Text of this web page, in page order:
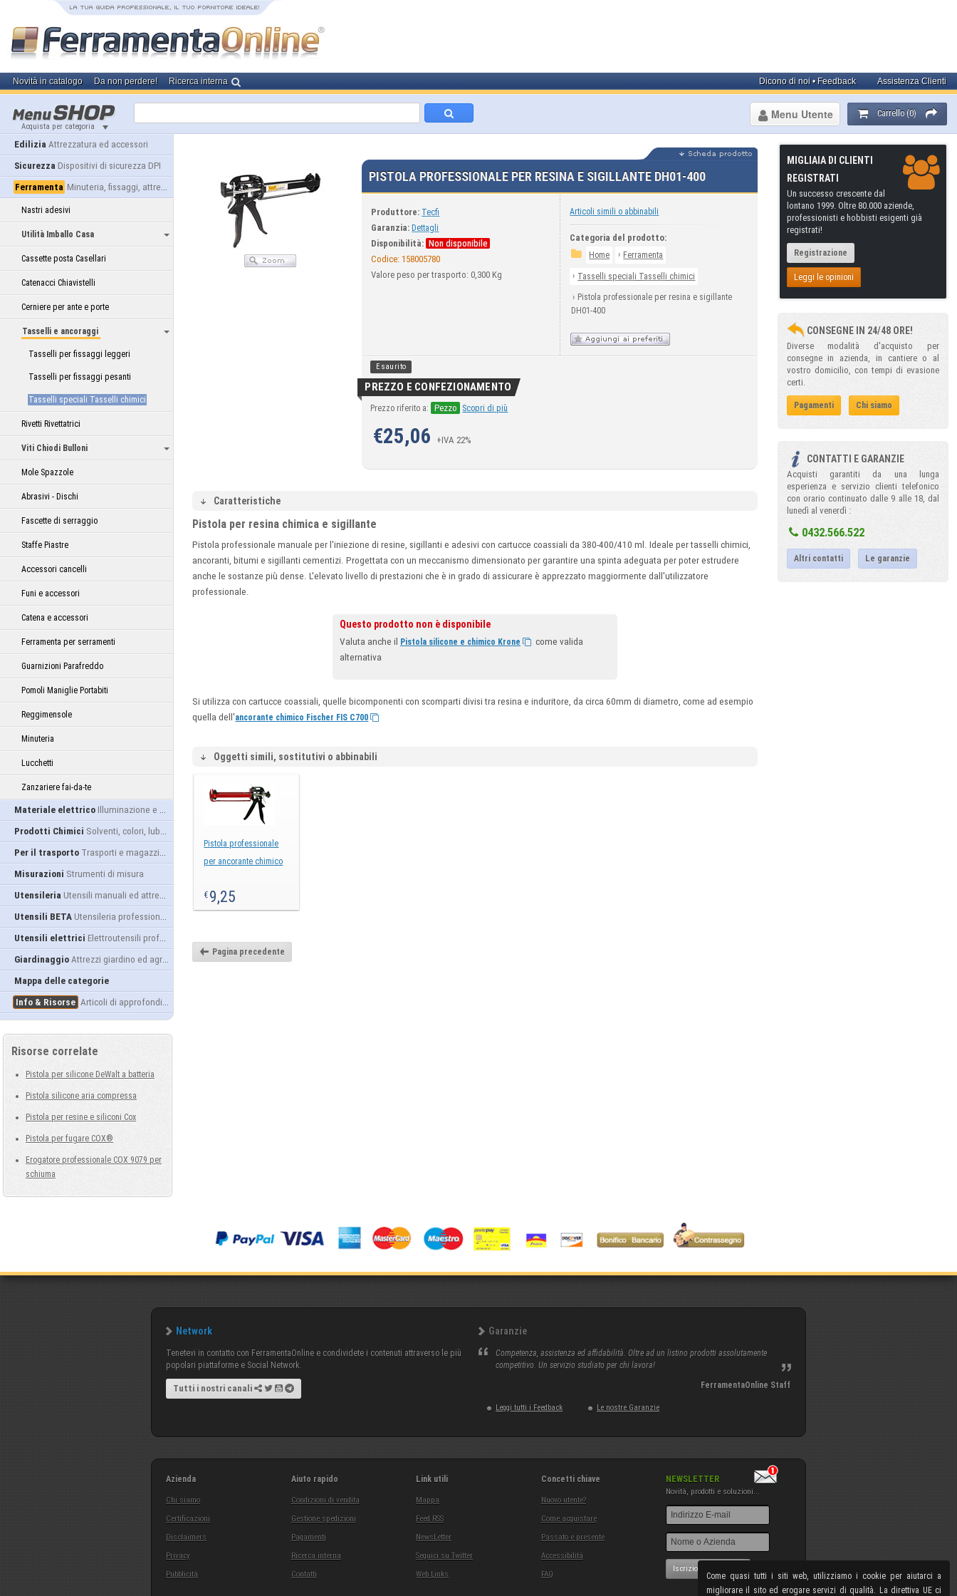
Come quasi tutti i siti web, utilizziamo i cookie per aiutarci a
migliorare il sito ed erogare servizi di qualità. La direttiva UE ci
Novità in catalogo Da non perdere! Ricerca interna Assistenza Clienti
Dicono di noi • Feedback
Acquista per categoria
Carrello (0)
Menu Utente
Edilizia Attrezzatura ed accessori
Sicurezza Dispositivi di sicurezza DPI
Ferramenta Minuteria, fissaggi, attrezzatura
Nastri adesivi
Utilità Imballo Casa
Cassette posta Casellari
Catenacci Chiavistelli
Cerniere per ante e porte
Tasselli e ancoraggi
Tasselli per fissaggi leggeri
Tasselli per fissaggi pesanti
Tasselli speciali Tasselli chimici
Rivetti Rivettatrici
Viti Chiodi Bulloni
Mole Spazzole
Abrasivi - Dischi
Fascette di serraggio
Staffe Piastre
Accessori cancelli
Funi e accessori
Catena e accessori
Ferramenta per serramenti
Guarnizioni Parafreddo
Pomoli Maniglie Portabiti
Reggimensole
Minuteria
Lucchetti
Zanzariere fai-da-te
Materiale elettrico Illuminazione e alimentazione
Prodotti Chimici Solventi, colori, lubrificanti...
Per il trasporto Trasporti e magazzino
Misurazioni Strumenti di misura
Utensileria Utensili manuali ed attrezzature
Utensili BETA Utensileria professionale
Utensili elettrici Elettroutensili professionali
Giardinaggio Attrezzi giardino ed agricoltura
Mappa delle categorie
Info & Risorse Articoli di approfondimento
Risorse correlate
Pistola per silicone DeWalt a batteria
Pistola silicone aria compressa
Pistola per resine e siliconi Cox
Pistola per fugare COX®
Erogatore professionale COX 9079 per
schiuma
PISTOLA PROFESSIONALE PER RESINA E SIGILLANTE DH01-400
Produttore: Tecfi
Garanzia: Dettagli
Disponibilità: Non disponibile
Codice:158005780
Valore peso per trasporto: 0,300 Kg
Articoli simili o abbinabili
Categoria del prodotto:
Home › Ferramenta
› Tasselli speciali Tasselli chimici
› Pistola professionale per resina e sigillante
DH01-400
Esaurito
PREZZO E CONFEZIONAMENTO
Prezzo riferito a: Pezzo Scopri di più
€25,06 +IVA 22%
Caratteristiche
Pistola per resina chimica e sigillante
Pistola professionale manuale per l'iniezione di resine, sigillanti e adesivi con cartucce coassiali da 380-400/410 ml. Ideale per tasselli chimici,
ancoranti, bitumi e sigillanti cementizi. Progettata con un meccanismo dimensionato per garantire una spinta adeguata per poter estrudere
anche le sostanze più dense. L'elevato livello di prestazioni che è in grado di assicurare è apprezzato maggiormente dall'utilizzatore
professionale.
Questo prodotto non è disponibile
Valuta anche il Pistola silicone e chimico Krone
come valida
alternativa
Si utilizza con cartucce coassiali, quelle bicomponenti con scomparti divisi tra resina e induritore, da circa 60mm di diametro, come ad esempio
quella dell'ancorante chimico Fischer FIS C700
Oggetti simili, sostitutivi o abbinabili
Pistola professionale
per ancorante chimico
€ 9,25
Pagina precedente
MIGLIAIA DI CLIENTI
REGISTRATI
Un successo crescente dal
lontano 1999. Oltre 80.000 aziende,
professionisti e hobbisti esigenti già
registrati!
Registrazione
Leggi le opinioni
CONSEGNE IN 24/48 ORE!
Diverse modalità d'acquisto per
consegne in azienda, in cantiere o al
vostro domicilio, con tempi di evasione
certi.
Pagamenti Chi siamo
CONTATTI E GARANZIE
Acquisti garantiti da una lunga
esperienza e servizio clienti telefonico
con orario continuato dalle 9 alle 18, dal
lunedì al venerdì :
0432.566.522
Altri contatti Le garanzie
Network
Tenetevi in contatto con FerramentaOnline e condividete i contenuti attraverso le più
popolari piattaforme e Social Network.
Tutti i nostri canali
Garanzie
Competenza, assistenza ed affidabilità. Oltre ad un listino prodotti assolutamente
competitivo. Un servizio studiato per chi lavora!
FerramentaOnline Staff
Leggi tutti i Feedback Le nostre Garanzie
Azienda
Chi siamo
Certificazioni
Disclaimers
Privacy
Pubblicità
Aiuto rapido
Condizioni di vendita
Gestione spedizioni
Pagamenti
Ricerca interna
Contatti
Link utili
Mappa
Feed RSS
NewsLetter
Seguici su Twitter
Web Links
Concetti chiave
Nuovo utente?
Come acquistare
Passato e presente
Accessibilità
FAQ
NEWSLETTER
Novità, prodotti e soluzioni...
Iscrizione NewsLetter